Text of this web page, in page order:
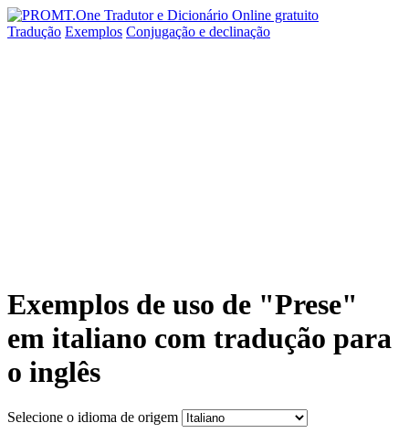
Tradução Exemplos Conjugação e declinação
Exemplos de uso de "Prese"
em italiano com tradução para
o inglês
Selecione o idioma de origem